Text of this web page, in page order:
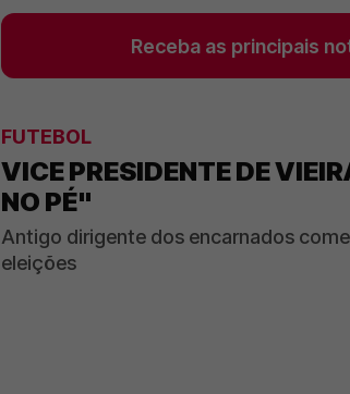
Receba as principais
FUTEBOL
VICE PRESIDENTE DE
NO PÉ"
Antigo dirigente dos encarnados
eleições